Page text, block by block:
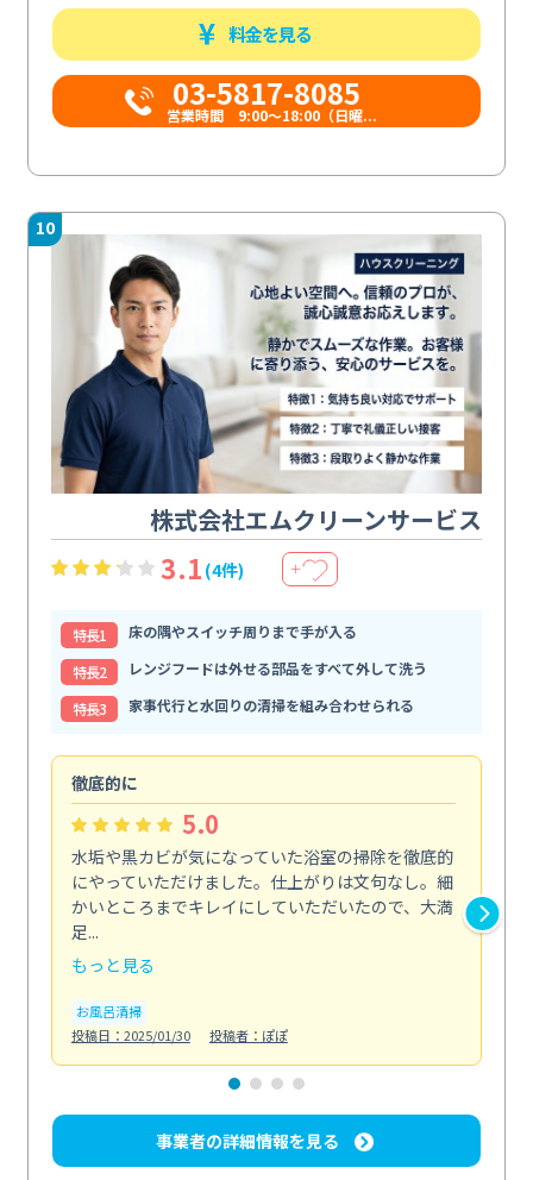
料金を見る
03-5817-8085
営業時間 9:00～18:00（日曜...
10
株式会社エムクリーンサービス
3.1 (4件) ＋
特⻑1
床の隅やスイッチ周りまで手が入る
特⻑2
レンジフードは外せる部品をすべて外して洗う
特⻑3
家事代行と水回りの清掃を組み合わせられる
徹底的に
5.0
水垢や黒カビが気になっていた浴室の掃除を徹底的
にやっていただけました。仕上がりは文句なし。細
かいところまでキレイにしていただいたので、大満
足...
もっと見る
お風呂清掃
投稿日：2025/01/30
投稿者：ぽぽ
事業者の詳細情報を見る